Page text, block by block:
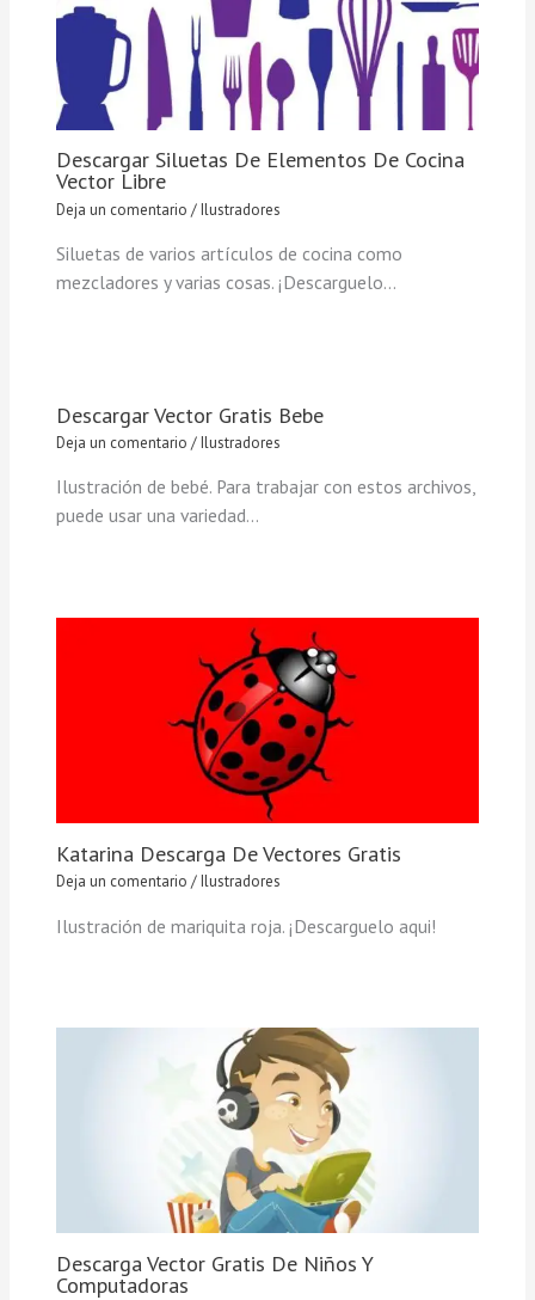
Descargar Siluetas De Elementos De Cocina
Vector Libre
Deja un comentario /Ilustradores
Siluetas de varios artículos de cocina como
mezcladores y varias cosas. ¡Descarguelo…
Descargar Vector Gratis Bebe
Deja un comentario /Ilustradores
Ilustración de bebé. Para trabajar con estos archivos,
puede usar una variedad…
Katarina Descarga De Vectores Gratis
Deja un comentario /Ilustradores
Ilustración de mariquita roja. ¡Descarguelo aqui!
Descarga Vector Gratis De Niños Y
Computadoras